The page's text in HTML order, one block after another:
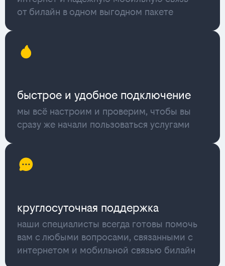
от билайн в одном выгодном пакете
быстрое и удобное подключение
мы всё настроим и проверим, чтобы вы
сразу же начали пользоваться услугами
круглосуточная поддержка
наши специалисты всегда готовы помочь
вам с любыми вопросами, связанными с
интернетом и мобильной связью билайн